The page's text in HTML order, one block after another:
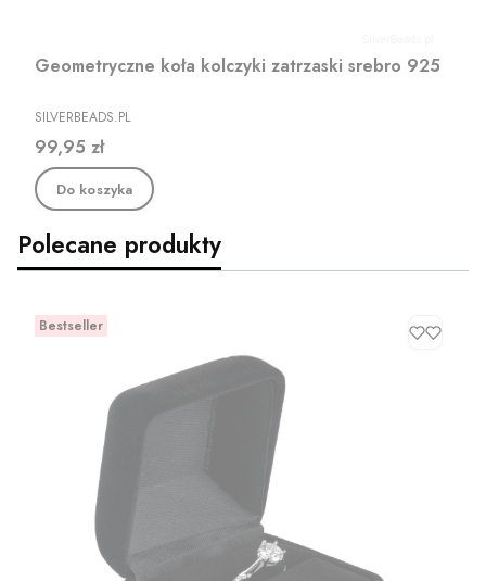
Geometryczne koła kolczyki zatrzaski srebro 925
PRODUCENT
SILVERBEADS.PL
Cena
99,95 zł
Do koszyka
Polecane produkty
Bestseller